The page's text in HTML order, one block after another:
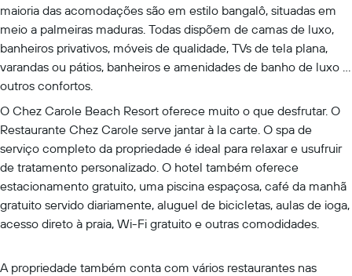
maioria das acomodações são em estilo bangalô, situadas em
meio a palmeiras maduras. Todas dispõem de camas de luxo,
banheiros privativos, móveis de qualidade, TVs de tela plana,
varandas ou pátios, banheiros e amenidades de banho de luxo e
outros confortos.
O Chez Carole Beach Resort oferece muito o que desfrutar. O
Restaurante Chez Carole serve jantar à la carte. O spa de
serviço completo da propriedade é ideal para relaxar e usufruir
de tratamento personalizado. O hotel também oferece
estacionamento gratuito, uma piscina espaçosa, café da manhã
gratuito servido diariamente, aluguel de bicicletas, aulas de ioga,
acesso direto à praia, Wi-Fi gratuito e outras comodidades.
A propriedade também conta com vários restaurantes nas